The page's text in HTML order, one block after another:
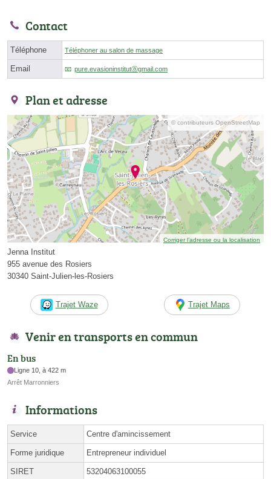
Contact
Téléphone Téléphoner au salon de massage
Email pure.evasioninstitutⓐgmail.com
Plan et adresse
© contributeurs OpenStreetMap
Corriger l’adresse ou la localisation
Jenna Institut
955 avenue des Rosiers
30340 Saint-Julien-les-Rosiers
Trajet Waze Trajet Maps
Venir en transports en commun
En bus
Ligne 10, à 422 m
Arrêt Marronniers
Informations
Service Centre d'amincissement
Forme juridique Entrepreneur individuel
SIRET 53204063100055